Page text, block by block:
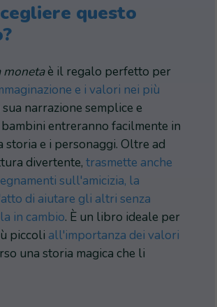
questo
monetaè il regalo perfetto per
e i valori nei più
sua narrazione semplice e
entreranno facilmente in
storia e i personaggi. Oltre ad
divertente, trasmette anche
sull'amicizia, la
di aiutare gli altri senza
in cambio. È un libro ideale per
piccoli all'importanza dei valori
una storia magica che li